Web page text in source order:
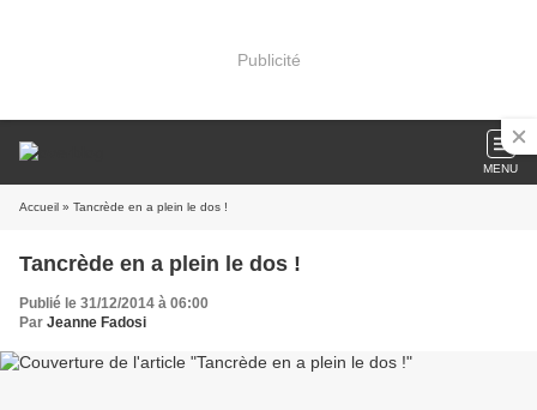
Publicité
MENU
Accueil » Tancrède en a plein le dos !
Tancrède en a plein le dos !
Publié le 31/12/2014 à 06:00
Par Jeanne Fadosi